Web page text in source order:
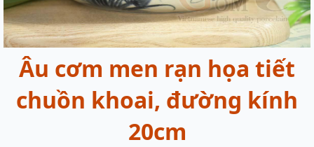
Âu cơm men rạn họa tiết
chuồn khoai, đường kính
20cm